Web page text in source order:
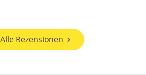
Alle Rezensionen